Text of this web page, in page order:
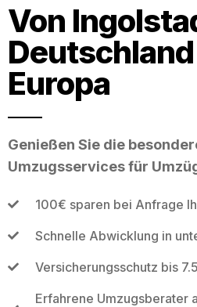
Von
Europa
Genießen Sie die
Umzugsservices für
100€ sparen bei Anfrage
Schnelle Abwicklung in
Versicherungsschutz bis
Erfahrene Umzugsberater